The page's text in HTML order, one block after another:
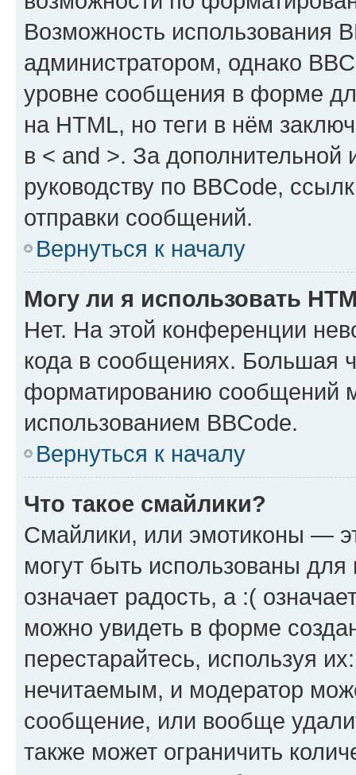
Возможность использования
администратором, однако
уровне сообщения в форме
на HTML, но теги в нём
в < and >. За
руководству по BBCode,
отправки сообщений.
Вернуться к началу
Могу ли я использовать
Нет. На этой конференции
кода в сообщениях. Большая
форматированию сообщений
использованием BBCode.
Вернуться к началу
Что такое смайлики?
Смайлики, или эмотиконы —
могут быть использованы
означает радость, а :(
можно увидеть в форме
перестарайтесь, используя
нечитаемым, и модератор
сообщение, или вообще
также может ограничить